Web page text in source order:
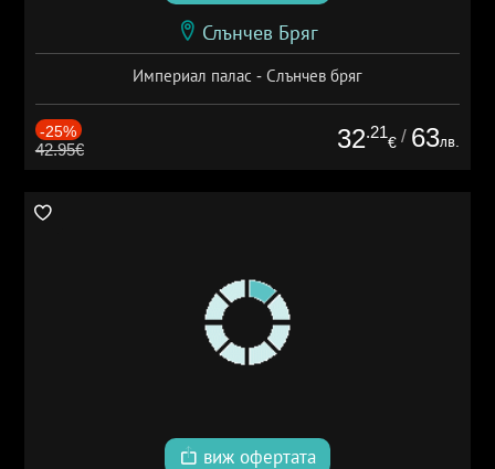
Слънчев Бряг
Империал палас - Слънчев бряг
-25%
42.95€ 32.21
€ / 63лв.
виж офертата